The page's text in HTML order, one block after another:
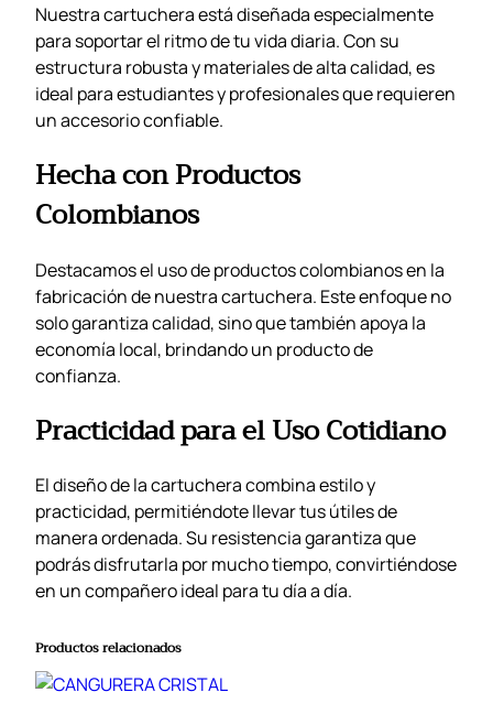
Nuestra cartuchera está diseñada especialmente
para soportar el ritmo de tu vida diaria. Con su
estructura robusta y materiales de alta calidad, es
ideal para estudiantes y profesionales que requieren
un accesorio confiable.
Hecha con Productos
Colombianos
Destacamos el uso de productos colombianos en la
fabricación de nuestra cartuchera. Este enfoque no
solo garantiza calidad, sino que también apoya la
economía local, brindando un producto de
confianza.
Practicidad para el Uso Cotidiano
El diseño de la cartuchera combina estilo y
practicidad, permitiéndote llevar tus útiles de
manera ordenada. Su resistencia garantiza que
podrás disfrutarla por mucho tiempo, convirtiéndose
en un compañero ideal para tu día a día.
Productos relacionados